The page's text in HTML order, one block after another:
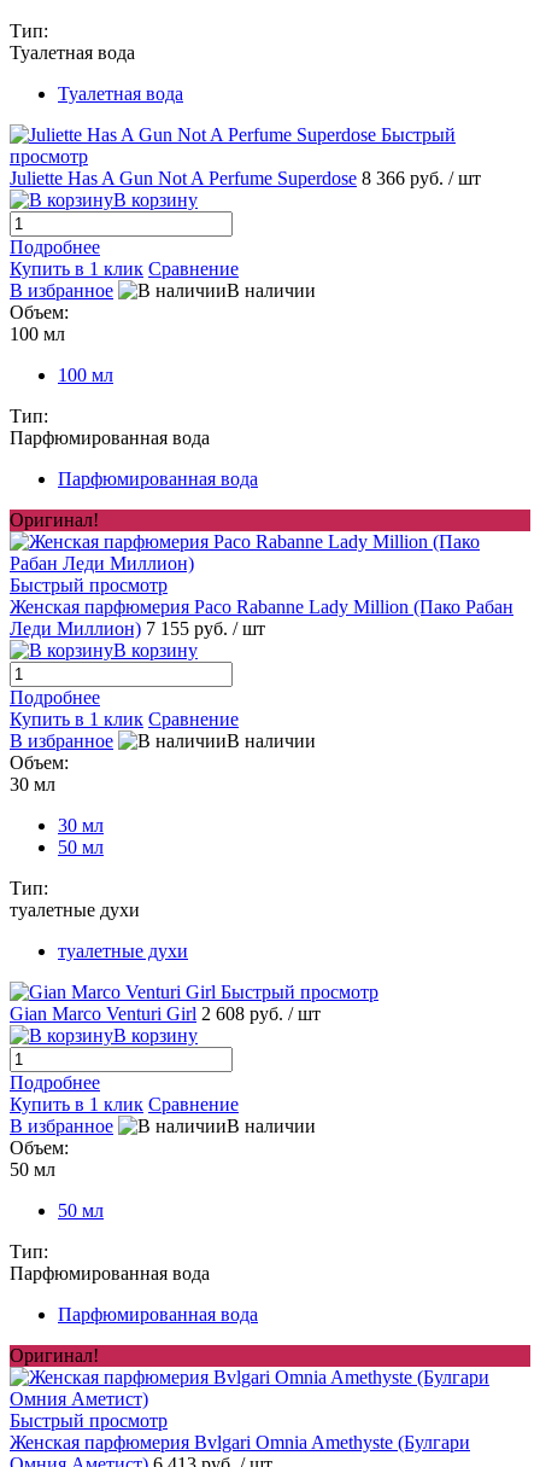
Тип:
Туалетная вода
Туалетная вода
Быстрый
просмотр
Juliette Has A Gun Not A Perfume Superdose 8 366 руб. / шт
В корзину
Подробнее
Купить в 1 клик Сравнение
В избранное
В наличии
Объем:
100 мл
100 мл
Тип:
Парфюмированная вода
Парфюмированная вода
Оригинал!
Быстрый просмотр
Женская парфюмерия Paco Rabanne Lady Million (Пако Рабан
Леди Миллион) 7 155 руб. / шт
В корзину
Подробнее
Купить в 1 клик Сравнение
В избранное
В наличии
Объем:
30 мл
30 мл
50 мл
Тип:
туалетные духи
туалетные духи
Быстрый просмотр
Gian Marco Venturi Girl 2 608 руб. / шт
В корзину
Подробнее
Купить в 1 клик Сравнение
В избранное
В наличии
Объем:
50 мл
50 мл
Тип:
Парфюмированная вода
Парфюмированная вода
Оригинал!
Быстрый просмотр
Женская парфюмерия Bvlgari Omnia Amethyste (Булгари